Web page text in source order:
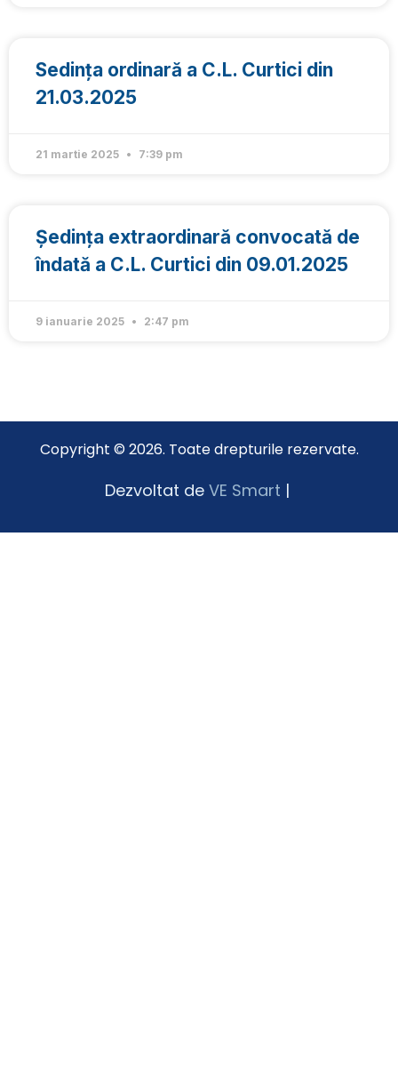
Sedința ordinară a C.L. Curtici din
21.03.2025
21 martie 2025 7:39 pm
Ședința extraordinară convocată de
îndată a C.L. Curtici din 09.01.2025
9 ianuarie 2025 2:47 pm
Copyright © 2026. Toate drepturile rezervate.
Dezvoltat de VE Smart |